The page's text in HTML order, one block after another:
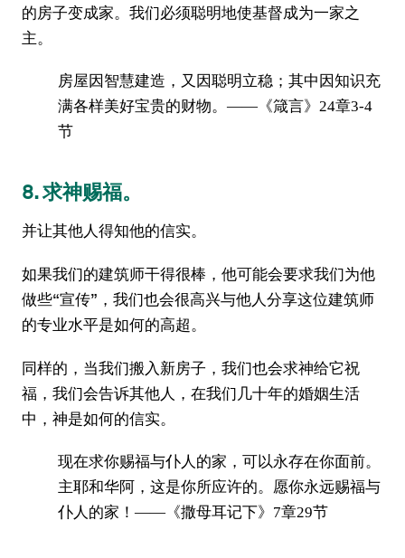
的房子变成家。我们必须聪明地使基督成为一家之
主。
房屋因智慧建造，又因聪明立稳；其中因知识充
满各样美好宝贵的财物。——《箴言》24章3-4
节
8. 求神赐福。
并让其他人得知他的信实。
如果我们的建筑师干得很棒，他可能会要求我们为他
做些“宣传”，我们也会很高兴与他人分享这位建筑师
的专业水平是如何的高超。
同样的，当我们搬入新房子，我们也会求神给它祝
福，我们会告诉其他人，在我们几十年的婚姻生活
中，神是如何的信实。
现在求你赐福与仆人的家，可以永存在你面前。
主耶和华阿，这是你所应许的。愿你永远赐福与
仆人的家！——《撒母耳记下》7章29节